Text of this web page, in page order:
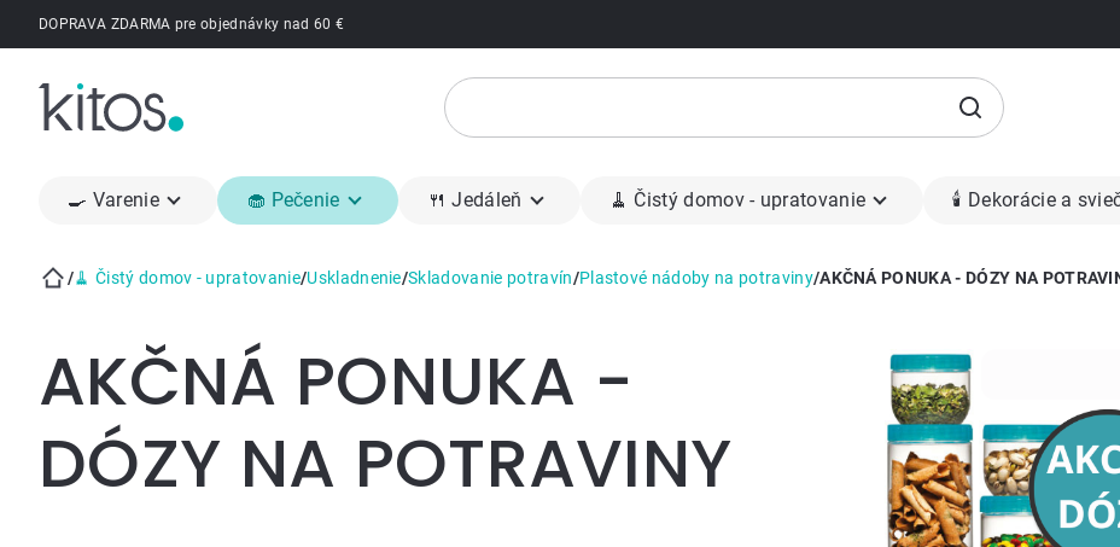
PrejsťDOPRAVA ZDARMA pre objednávky nad 60 €
🍳 Varenie 🧁 Pečenie 🍴 Jedáleň 🧹 Čistý domov - upratovanie 🕯 Dekorácie a
/🧹 Čistý domov - upratovanie/Uskladnenie/Skladovanie potravín/Plastové nádoby na potraviny/AKČNÁ PONUKA - DÓZY NA
AKČNÁ PONUKA -
DÓZY NA POTRAVINY